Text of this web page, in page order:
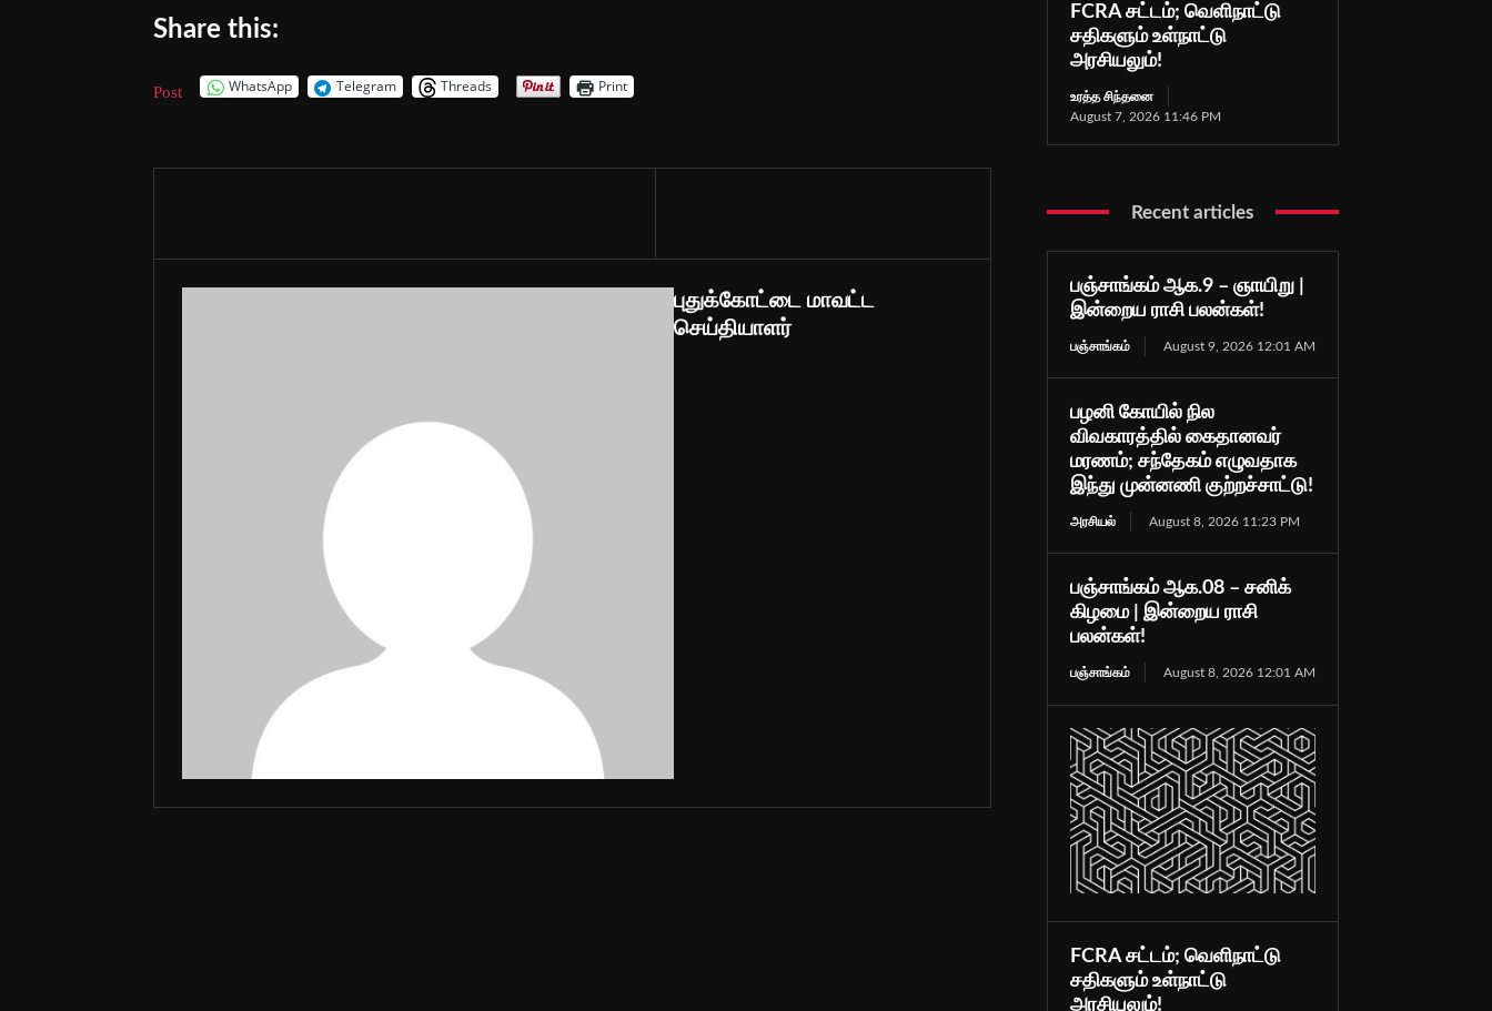
Share this:
Post WhatsApp Telegram Threads Print
புதுக்கோட்டை மாவட்ட
செய்தியாளர்
FCRA சட்டம்; வெளிநாட்டு
சதிகளும் உள்நாட்டு
அரசியலும்!
உரத்த சிந்தனை
August 7, 2026 11:46 PM
Recent articles
பஞ்சாங்கம் ஆக.9 – ஞாயிறு |
இன்றைய ராசி பலன்கள்!
பஞ்சாங்கம் August 9, 2026 12:01 AM
பழனி கோயில் நில
விவகாரத்தில் கைதானவர்
மரணம்; சந்தேகம் எழுவதாக
இந்து முன்னணி குற்றச்சாட்டு!
அரசியல் August 8, 2026 11:23 PM
பஞ்சாங்கம் ஆக.08 – சனிக்
கிழமை | இன்றைய ராசி
பலன்கள்!
பஞ்சாங்கம் August 8, 2026 12:01 AM
FCRA சட்டம்; வெளிநாட்டு
சதிகளும் உள்நாட்டு
அரசியலும்!